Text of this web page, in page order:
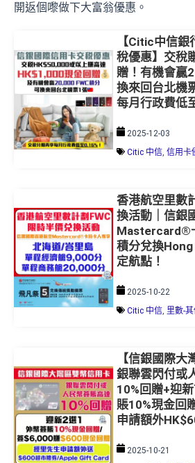
開返個嚟做下大富翁優惠。
【Citic中信
稅優惠】交稅
贈！有機會贏
換來回台北機
每月行政費低
2025-12-03
Citic 中信, 信用卡
香港航空里數
換活動｜信銀
Mastercard®
積分兌換
定航點！
2025-10-22
Citic 中信, 里數-
【信銀國際大
銀聯雲閃付或
10%回贈+迎
賬10%現金回
申請額外
2025-10-21